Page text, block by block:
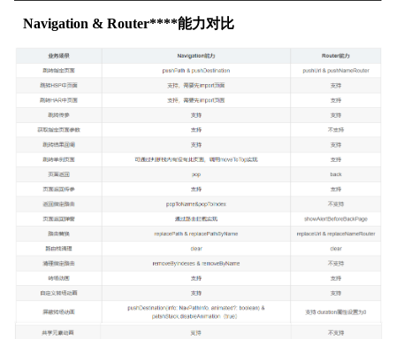
Navigation & Router****能力对比